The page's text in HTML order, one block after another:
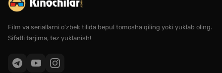
Film va seriallarni o'zbek tilida bepul tomosha qiling yoki yuklab oling.
Sifatli tarjima, tez yuklanish!